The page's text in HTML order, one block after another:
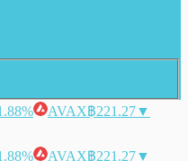
AVAX฿221.27▼
AVAX฿221.27▼